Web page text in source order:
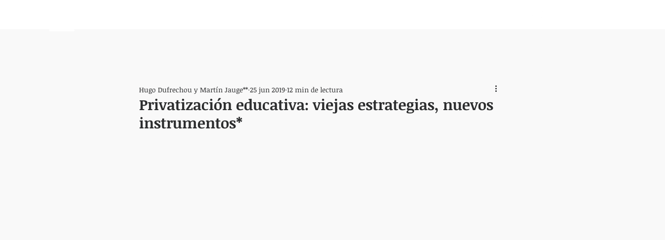
Privatización educativa: viejas estrategias, nuevos
instrumentos*
Hugo Dufrechou y Martín Jauge** 25 jun 2019 12 min de lectura